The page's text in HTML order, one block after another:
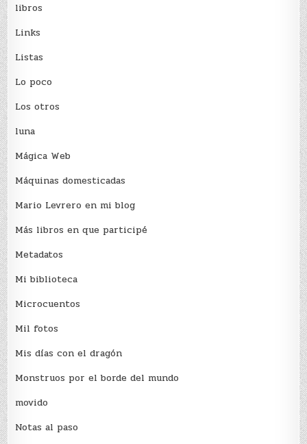
libros
Links
Listas
Lo poco
Los otros
luna
Mágica Web
Máquinas domesticadas
Mario Levrero en mi blog
Más libros en que participé
Metadatos
Mi biblioteca
Microcuentos
Mil fotos
Mis días con el dragón
Monstruos por el borde del mundo
movido
Notas al paso